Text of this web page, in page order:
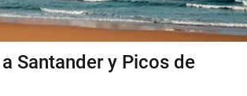
Santander y Picos de